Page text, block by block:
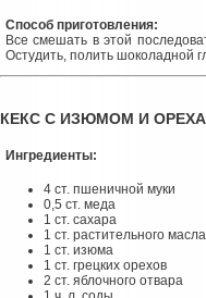
Способ приготовления:
Все смешать в этой
Остудить, полить шоколадной
КЕКС С ИЗЮМОМ И
Ингредиенты:
4 ст. пшеничной муки
0,5 ст. меда
1 ст. сахара
1 ст. растительного масла
1 ст. изюма
1 ст. грецких орехов
2 ст. яблочного отвара